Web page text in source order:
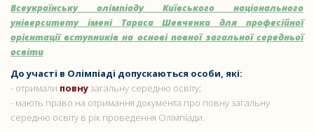
Всеукраїнську олімпіаду Київського національного
університету імені Тараса Шевченка для професійної
орієнтації вступників на основі повної загальної середньої
освіти
До участі в Олімпіаді допускаються особи, які:
- отримали повнузагальну середню освіту;
- мають право на отримання документа про повну загальну
середню освіту в рік проведення Олімпіади.